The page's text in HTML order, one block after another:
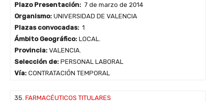
Plazo Presentación: 7 de marzo de 2014
Organismo: UNIVERSIDAD DE VALENCIA
Plazas convocadas: 1
Ámbito Geográfico: LOCAL.
Provincia: VALENCIA.
Selección de: PERSONAL LABORAL
Vía: CONTRATACIÓN TEMPORAL
35. FARMACÉUTICOS TITULARES